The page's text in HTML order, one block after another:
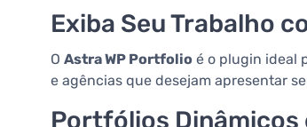
Exiba Seu Trabalho
O Astra WP Portfolio é o plugin ideal
e agências que desejam apresentar
Portfólios Dinâmicos